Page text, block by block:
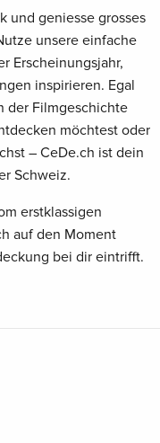
und geniesse grosses
unsere einfache
Erscheinungsjahr,
inspirieren. Egal
der Filmgeschichte
möchtest oder
– CeDe.ch ist dein
Schweiz.
erstklassigen
auf den Moment
bei dir eintrifft.